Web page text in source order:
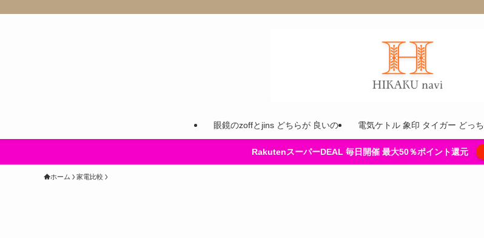
眼鏡のzoffとjins どちらが 良いの 電気ケトル 象印 タイガー どっち
RakutenスーパーDEAL 毎日開催 最大50％ポイント還元
ホーム 家電比較